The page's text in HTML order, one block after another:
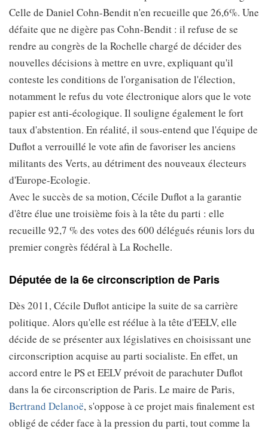
Celle de Daniel Cohn-Bendit n'en recueille que 26,6%. Une
défaite que ne digère pas Cohn-Bendit : il refuse de se
rendre au congrès de la Rochelle chargé de décider des
nouvelles décisions à mettre en uvre, expliquant qu'il
conteste les conditions de l'organisation de l'élection,
notamment le refus du vote électronique alors que le vote
papier est anti-écologique. Il souligne également le fort
taux d'abstention. En réalité, il sous-entend que l'équipe de
Duflot a verrouillé le vote afin de favoriser les anciens
militants des Verts, au détriment des nouveaux électeurs
d'Europe-Ecologie.
Avec le succès de sa motion, Cécile Duflot a la garantie
d'être élue une troisième fois à la tête du parti : elle
recueille 92,7 % des votes des 600 délégués réunis lors du
premier congrès fédéral à La Rochelle.
Députée de la 6e circonscription de Paris
Dès 2011, Cécile Duflot anticipe la suite de sa carrière
politique. Alors qu'elle est réélue à la tête d'EELV, elle
décide de se présenter aux législatives en choisissant une
circonscription acquise au parti socialiste. En effet, un
accord entre le PS et EELV prévoit de parachuter Duflot
dans la 6e circonscription de Paris. Le maire de Paris,
Bertrand Delanoë, s'oppose à ce projet mais finalement est
obligé de céder face à la pression du parti, tout comme la